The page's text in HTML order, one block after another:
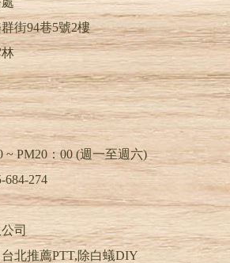
街94巷5號2樓
~ PM20：00 (週一至週六)
684-274
司
北推薦PTT,除白蟻DIY